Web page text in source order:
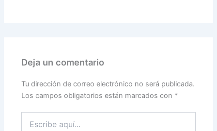
Deja un comentario
Tu dirección de correo electrónico no será publicada.
Los campos obligatorios están marcados con *
aquí...